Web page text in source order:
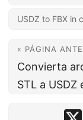
USDZ to FBX in
« PÁGINA
Convierta
STL a USDZ